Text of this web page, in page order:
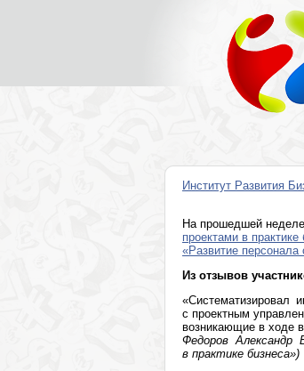
Институт Развития
На прошедшей
проектами в практике
«Развитие
Из отзывов
«Систематизировал
с проектным
возникающие в ходе
Федоров Александр
в практике бизнеса»)